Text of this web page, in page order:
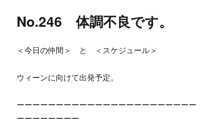
No.246 体調不良です。
＜今日の仲間＞ と ＜スケジュール＞
ウィーンに向けて出発予定。
ーーーーーーーーーーーーーーーーーーーーーーー
ーーーーーーーー